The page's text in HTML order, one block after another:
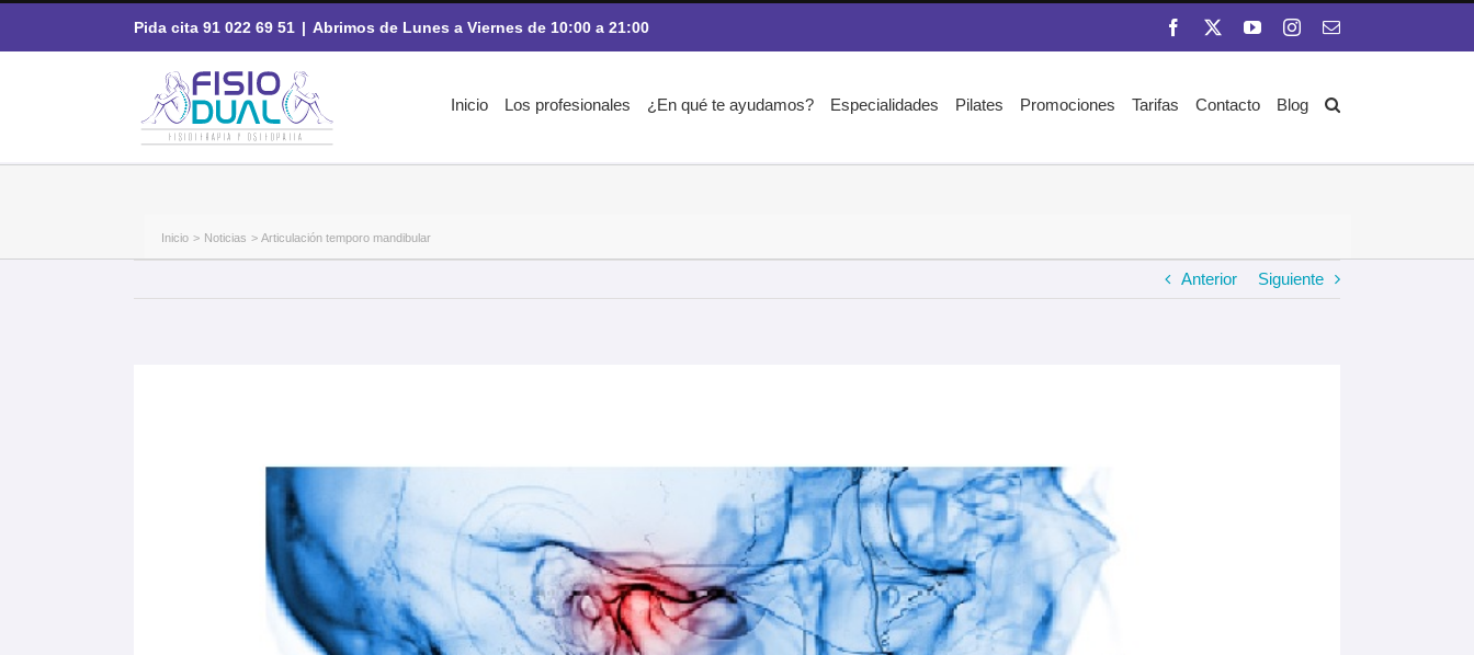
Pida cita 91 022 69 51 | Abrimos de Lunes a Viernes de 10:00 a 21:00 Facebook YouTubeInstagramCorreo
Inicio Los profesionales ¿En qué te ayudamos? Especialidades Pilates Promociones Tarifas Contacto Blog
Inicio Noticias Articulación temporo mandibular
Anterior Siguiente